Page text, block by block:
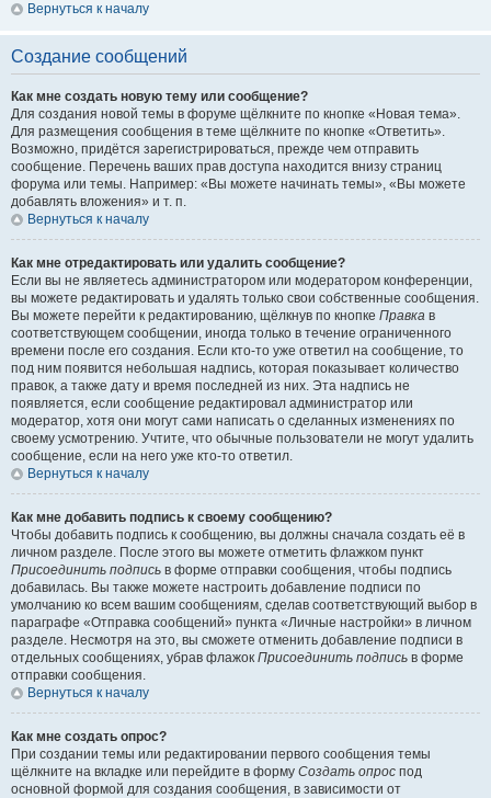
Вернуться к началу
Создание сообщений
Как мне создать новую тему или сообщение?
Для создания новой темы в форуме щёлкните по кнопке «Новая тема».
Для размещения сообщения в теме щёлкните по кнопке «Ответить».
Возможно, придётся зарегистрироваться, прежде чем отправить
сообщение. Перечень ваших прав доступа находится внизу страниц
форума или темы. Например: «Вы можете начинать темы», «Вы можете
добавлять вложения» и т. п.
Вернуться к началу
Как мне отредактировать или удалить сообщение?
Если вы не являетесь администратором или модератором конференции,
вы можете редактировать и удалять только свои собственные сообщения.
Вы можете перейти к редактированию, щёлкнув по кнопке Правка в
соответствующем сообщении, иногда только в течение ограниченного
времени после его создания. Если кто-то уже ответил на сообщение, то
под ним появится небольшая надпись, которая показывает количество
правок, а также дату и время последней из них. Эта надпись не
появляется, если сообщение редактировал администратор или
модератор, хотя они могут сами написать о сделанных изменениях по
своему усмотрению. Учтите, что обычные пользователи не могут удалить
сообщение, если на него уже кто-то ответил.
Вернуться к началу
Как мне добавить подпись к своему сообщению?
Чтобы добавить подпись к сообщению, вы должны сначала создать её в
личном разделе. После этого вы можете отметить флажком пункт
Присоединить подпись в форме отправки сообщения, чтобы подпись
добавилась. Вы также можете настроить добавление подписи по
умолчанию ко всем вашим сообщениям, сделав соответствующий выбор в
параграфе «Отправка сообщений» пункта «Личные настройки» в личном
разделе. Несмотря на это, вы сможете отменить добавление подписи в
отдельных сообщениях, убрав флажок Присоединить подпись в форме
отправки сообщения.
Вернуться к началу
Как мне создать опрос?
При создании темы или редактировании первого сообщения темы
щёлкните на вкладке или перейдите в форму Создать опрос под
основной формой для создания сообщения, в зависимости от